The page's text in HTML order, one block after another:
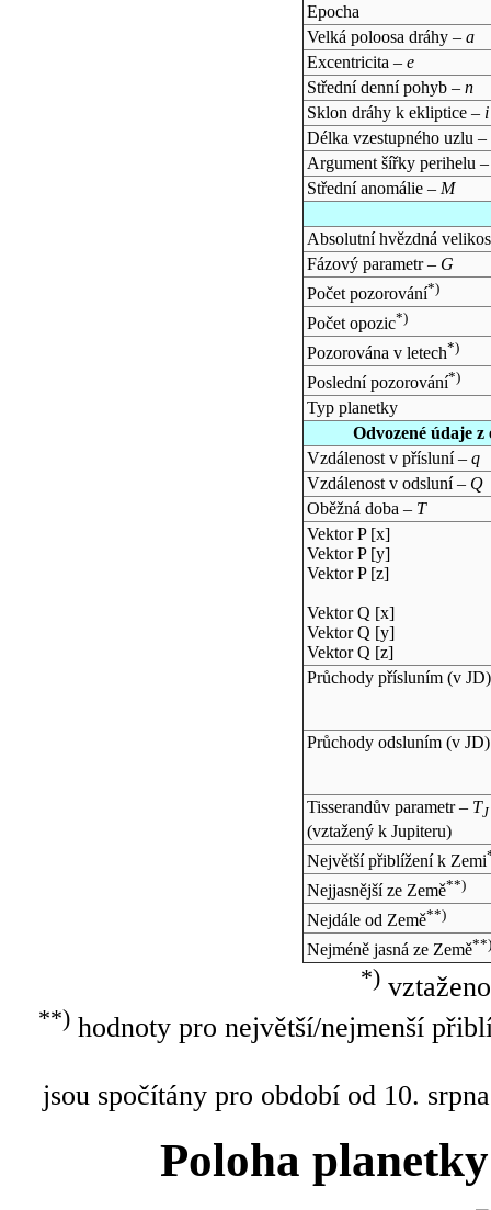
Epocha
Velká poloosa dráhy – a
Excentricita – e
Střední denní pohyb – n
Sklon dráhy k ekliptice – i
Délka vzestupného uzlu –
Argument šířky perihelu
Střední anomálie – M
Absolutní hvězdná
Fázový parametr – G
Počet pozorování*)
Počet opozic*)
Pozorována v letech*)
Poslední pozorování*)
Typ planetky
Odvozené údaje
Vzdálenost v přísluní – q
Vzdálenost v odsluní – Q
Oběžná doba – T
Vektor P [x]
Vektor P [y]
Vektor P [z]
Vektor Q [x]
Vektor Q [y]
Vektor Q [z]
Průchody přísluním (v JD)
Průchody odsluním (v JD)
Tisserandův parametr – TJ
(vztažený k Jupiteru)
Největší přiblížení k Zemi
Nejjasnější ze Země**)
Nejdále od Země**)
Nejméně jasná ze Země**)
*)
**)hodnoty pro největší/nejmenší
jsou spočítány pro období od 10.
Poloha